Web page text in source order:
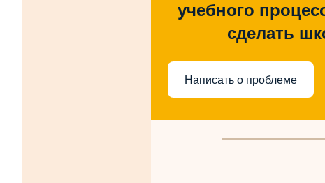
учебного
сделать
Написать о проблеме